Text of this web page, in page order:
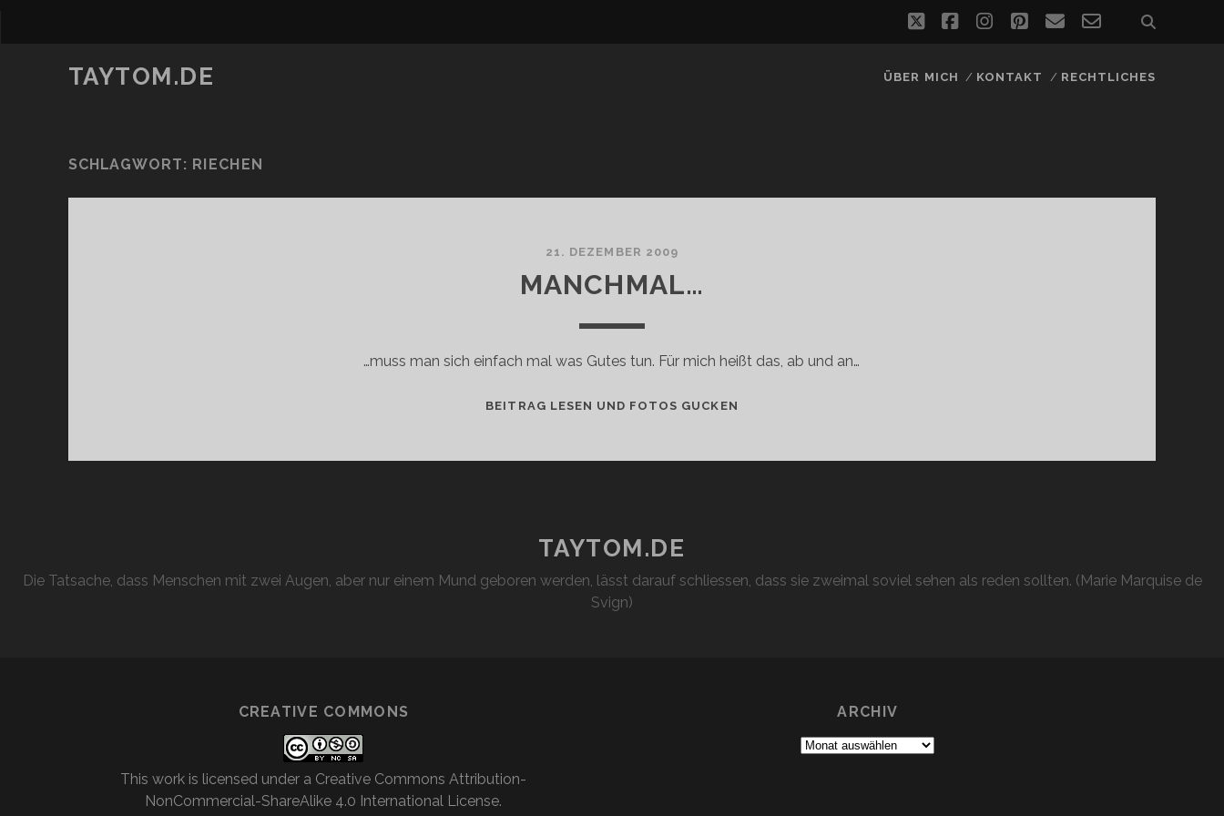
twitterfacebookinstagram
pinterest
emailemail-
TAYTOM.DE ÜBER MICH KONTAKT RECHTLICHES
SCHLAGWORT: RIECHEN
21. DEZEMBER 2009
MANCHMAL…
…muss man sich einfach mal was Gutes tun. Für mich heißt das, ab und an…
BEITRAG LESEN UND FOTOS GUCKEN
TAYTOM.DE
Die Tatsache, dass Menschen mit zwei Augen, aber nur einem Mund geboren werden, lässt darauf schliessen, dass sie zweimal soviel sehen als reden sollten. (Marie Marquise de
Svign)
CREATIVE COMMONS
This work is licensed under a Creative Commons Attribution-
NonCommercial-ShareAlike 4.0 International License.
ARCHIV
Archiv